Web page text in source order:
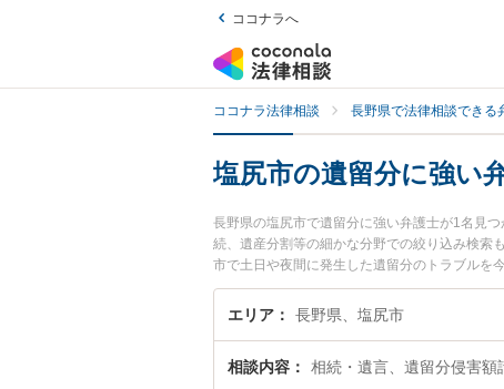
ココナラへ
ココナラ法律相談 長野県で法律相談できる
塩尻市の遺留分に強い
長野県の塩尻市で遺留分に強い弁護士が1名見
続、遺産分割等の細かな分野での絞り込み検索
市で土日や夜間に発生した遺留分のトラブルを
談できる塩尻市内の弁護士に相談予約したい』
エリア 長野県、塩尻市
相談内容 相続・遺言、遺留分侵害額